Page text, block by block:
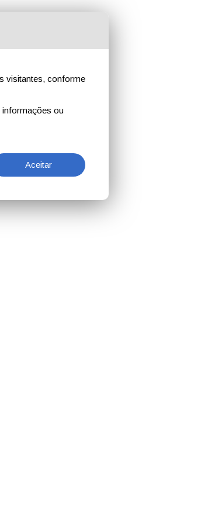
visitantes, conforme
informações ou
Aceitar